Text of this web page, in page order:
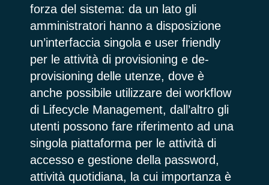
forza del sistema: da un lato gli
amministratori hanno a disposizione
un’interfaccia singola e user friendly
per le attività di provisioning e de-
provisioning delle utenze, dove è
anche possibile utilizzare dei workflow
di Lifecycle Management, dall’altro gli
utenti possono fare riferimento ad una
singola piattaforma per le attività di
accesso e gestione della password,
attività quotidiana, la cui importanza è